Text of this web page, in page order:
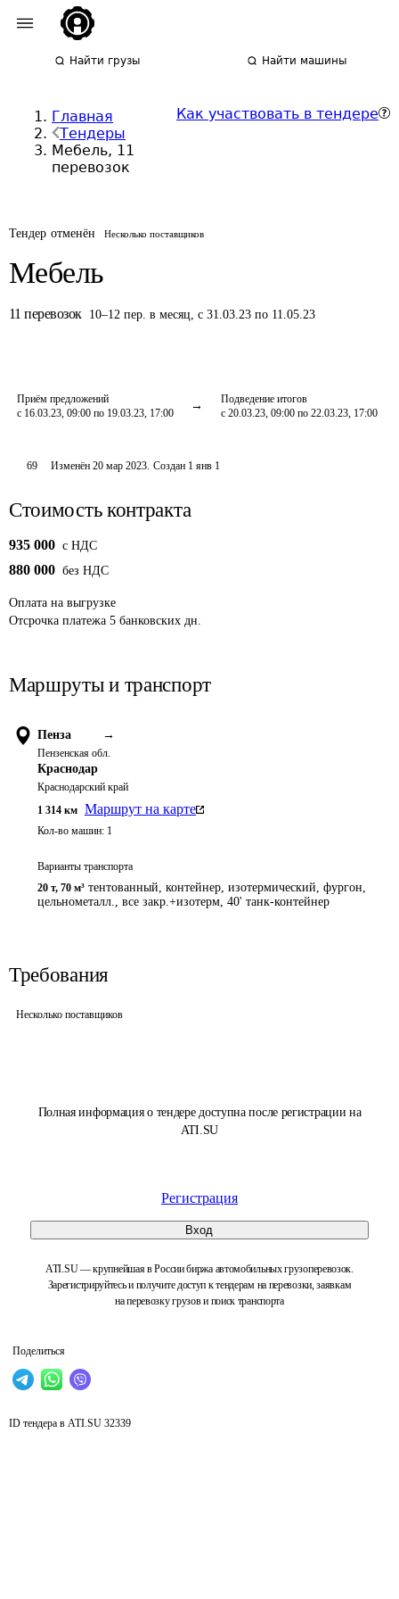
Найти грузы Найти машины
Главная
Тендеры
Мебель, 11
перевозок
Как участвовать в тендере
Тендер отменён Несколько поставщиков
Мебель
11 перевозок 10–12 пер. в месяц, с 31.03.23 по 11.05.23
Приём предложений
с 16.03.23, 09:00 по 19.03.23, 17:00
Подведение итогов
с 20.03.23, 09:00 по 22.03.23, 17:00
Полная информация о тендере доступна после регистрации на
ATI.SU
Регистрация
Вход
ATI.SU — крупнейшая в России биржа автомобильных грузоперевозок.
Зарегистрируйтесь и получите доступ к тендерам на перевозки, заявкам
на перевозку грузов и поиск транспорта
Поделиться
69 Изменён20 мар 2023. Создан 1 янв 1
Стоимость контракта
935 000 c НДС
880 000 без НДС
Оплата на выгрузке
Отсрочка платежа 5 банковских дн.
Маршруты и транспорт
Пенза →
Пензенская обл.
Краснодар
Краснодарский край
1 314 км Маршрут на карте
Кол-во машин: 1
Варианты транспорта
20 т, 70 м³ тентованный, контейнер, изотермический, фургон,
цельнометалл., все закр.+изотерм, 40' танк-контейнер
Требования
Несколько поставщиков
ID тендера в ATI.SU 32339